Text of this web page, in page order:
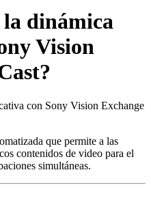
dinámica
Vision
que permite a las
contenidos de video para el
simultáneas.